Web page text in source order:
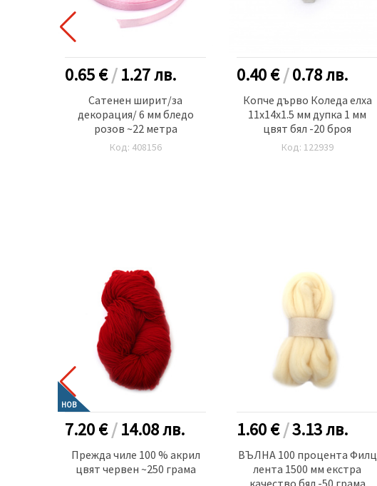
0.65 €/1.27лв.
Сатенен ширит/за
декорация/ 6 мм бледо
розов ~22 метра
Код: 408156
0.40 €/0.78лв.
Копче дърво Коледа елха
11x14x1.5 мм дупка 1 мм
цвят бял -20 броя
Код: 122939
НОВ
7.20 €/14.08лв.
Прежда чиле 100 % акрил
цвят червен ~250 грама
1.60 €/3.13лв.
ВЪЛНА 100 процента Филц
лента 1500 мм екстра
качество бял -50 грама